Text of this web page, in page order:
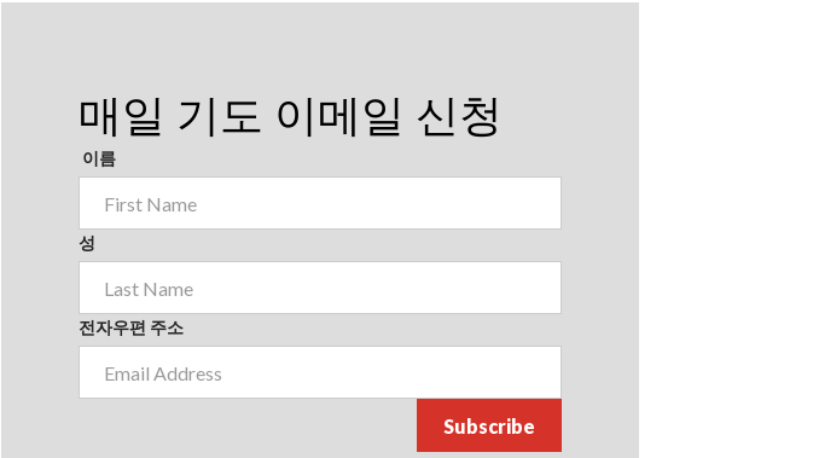
매일 기도 이메일 신청
이름
성
전자우편 주소